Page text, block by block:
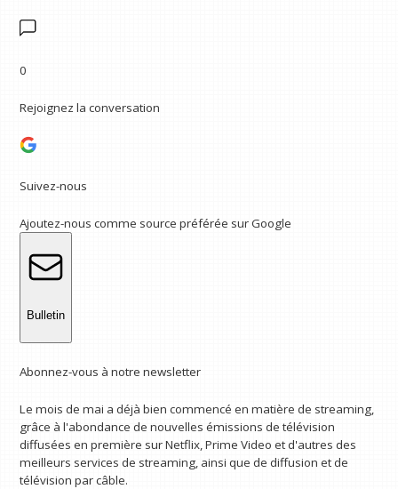
0
Rejoignez la conversation
Suivez-nous
Ajoutez-nous comme source préférée sur Google
Bulletin
Abonnez-vous à notre newsletter
Le mois de mai a déjà bien commencé en matière de streaming,
grâce à l'abondance de nouvelles émissions de télévision
diffusées en première sur Netflix, Prime Video et d'autres des
meilleurs services de streaming, ainsi que de diffusion et de
télévision par câble.